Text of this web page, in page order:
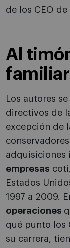
de los CEO
Al
familiar
Los autores
directivos de
excepción de
adquisiciones
empresas
Estados
1997 a 2009.
operaciones
qué punto los
su carrera,